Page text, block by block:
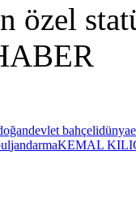
özel
devlet bahçelidünya
jandarmaKEMAL